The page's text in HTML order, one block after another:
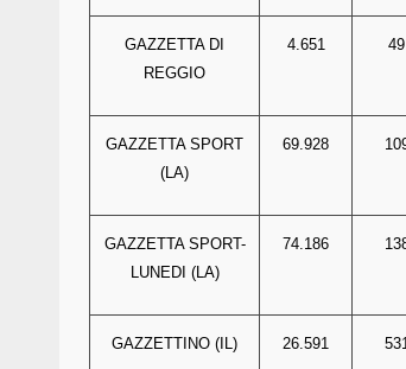
GAZZETTA DI
REGGIO
4.651 49
GAZZETTA SPORT
(LA)
69.928
GAZZETTA SPORT-
LUNEDI (LA)
74.186
GAZZETTINO (IL) 26.591 531